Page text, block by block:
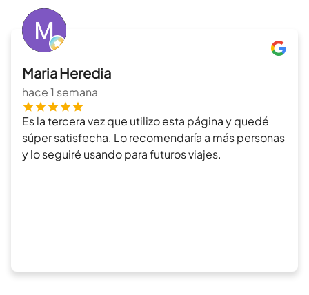
Maria Heredia
hace 1 semana
Es la tercera vez que utilizo esta página y quedé
súper satisfecha. Lo recomendaría a más personas
y lo seguiré usando para futuros viajes.